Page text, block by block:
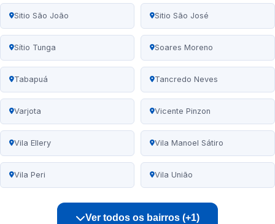
Sitio São João Sitio São José
Sítio Tunga Soares Moreno
Tabapuá Tancredo Neves
Varjota Vicente Pinzon
Vila Ellery Vila Manoel Sátiro
Vila Peri Vila União
Ver todos os bairros (+1)